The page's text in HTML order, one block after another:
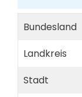
Bundesland
Landkreis
Stadt